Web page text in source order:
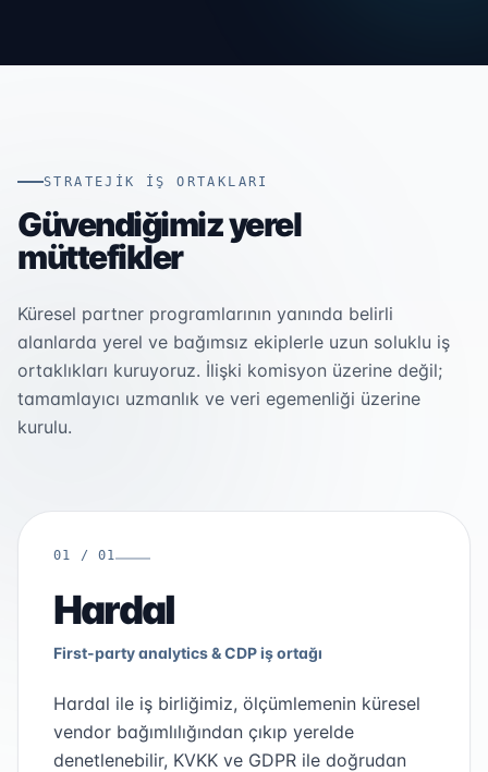
STRATEJİK İŞ ORTAKLARI
Güvendiğimiz yerel
müttefikler
Küresel partner programlarının yanında belirli
alanlarda yerel ve bağımsız ekiplerle uzun soluklu iş
ortaklıkları kuruyoruz. İlişki komisyon üzerine değil;
tamamlayıcı uzmanlık ve veri egemenliği üzerine
kurulu.
01 / 01
Hardal
First-party analytics & CDP iş ortağı
Hardal ile iş birliğimiz, ölçümlemenin küresel
vendor bağımlılığından çıkıp yerelde
denetlenebilir, KVKK ve GDPR ile doğrudan